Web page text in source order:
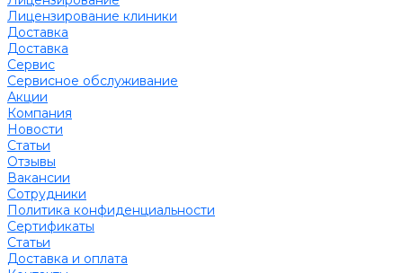
Лицензирование клиники
Доставка
Доставка
Сервис
Сервисное обслуживание
Акции
Компания
Новости
Статьи
Отзывы
Вакансии
Сотрудники
Политика конфиденциальности
Сертификаты
Статьи
Доставка и оплата